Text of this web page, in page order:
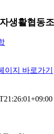
생활협동
이지 바로가기